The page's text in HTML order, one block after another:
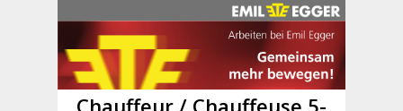
Chauffeur / Chauffeuse 5-